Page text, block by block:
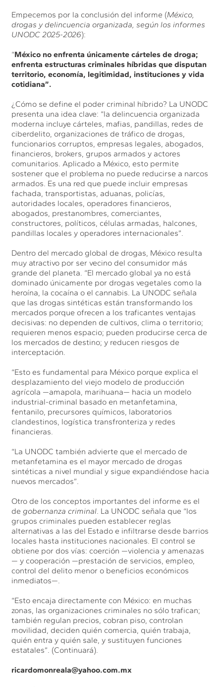
Empecemos por la conclusión del informe (México,
drogas y delincuencia organizada, según los informes
UNODC 2025-2026):
“México no enfrenta únicamente cárteles de droga;
enfrenta estructuras criminales híbridas que disputan
territorio, economía, legitimidad, instituciones y vida
cotidiana”.
¿Cómo se define el poder criminal híbrido? La UNODC
presenta una idea clave: “la delincuencia organizada
moderna incluye cárteles, mafias, pandillas, redes de
ciberdelito, organizaciones de tráfico de drogas,
funcionarios corruptos, empresas legales, abogados,
financieros, brokers, grupos armados y actores
comunitarios. Aplicado a México, esto permite
sostener que el problema no puede reducirse a narcos
armados. Es una red que puede incluir empresas
fachada, transportistas, aduanas, policías,
autoridades locales, operadores financieros,
abogados, prestanombres, comerciantes,
constructores, políticos, células armadas, halcones,
pandillas locales y operadores internacionales”.
Dentro del mercado global de drogas, México resulta
muy atractivo por ser vecino del consumidor más
grande del planeta. “El mercado global ya no está
dominado únicamente por drogas vegetales como la
heroína, la cocaína o el cannabis. La UNODC señala
que las drogas sintéticas están transformando los
mercados porque ofrecen a los traficantes ventajas
decisivas: no dependen de cultivos, clima o territorio;
requieren menos espacio; pueden producirse cerca de
los mercados de destino; y reducen riesgos de
interceptación.
“Esto es fundamental para México porque explica el
desplazamiento del viejo modelo de producción
agrícola —amapola, marihuana— hacia un modelo
industrial-criminal basado en metanfetamina,
fentanilo, precursores químicos, laboratorios
clandestinos, logística transfronteriza y redes
financieras.
“La UNODC también advierte que el mercado de
metanfetamina es el mayor mercado de drogas
sintéticas a nivel mundial y sigue expandiéndose hacia
nuevos mercados”.
Otro de los conceptos importantes del informe es el
de gobernanza criminal. La UNODC señala que “los
grupos criminales pueden establecer reglas
alternativas a las del Estado e infiltrarse desde barrios
locales hasta instituciones nacionales. El control se
obtiene por dos vías: coerción —violencia y amenazas
— y cooperación —prestación de servicios, empleo,
control del delito menor o beneficios económicos
inmediatos—.
“Esto encaja directamente con México: en muchas
zonas, las organizaciones criminales no sólo trafican;
también regulan precios, cobran piso, controlan
movilidad, deciden quién comercia, quién trabaja,
quién entra y quién sale, y sustituyen funciones
estatales”. (Continuará).
ricardomonreala@yahoo.com.mx